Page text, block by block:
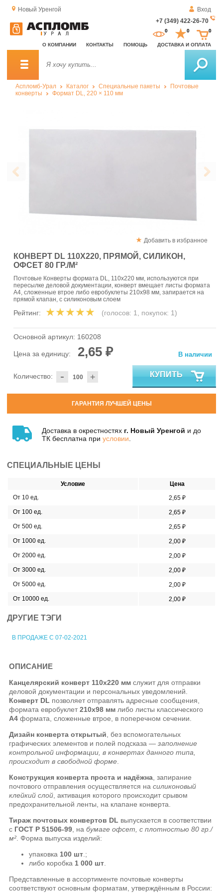
Новый Уренгой
Вход
+7 (349) 422-26-70
О КОМПАНИИ КОНТАКТЫ ПОМОЩЬ ДОСТАВКА И ОПЛАТА
0 0 0
Аспломб-Урал Каталог Специальные пакеты
Почтовые
конверты
Формат DL, 220 × 110 мм
Добавить в избранное
КОНВЕРТ DL 110X220, ПРЯМОЙ, СИЛИКОН,
ОФСЕТ 80 ГР./М²
Почтовые Конверты формата DL, 110x220 мм, используются при
пересылке деловой документации, конверт вмещает листы формата
А4, сложенные втрое либо евробуклеты 210х98 мм, запирается на
прямой клапан, с силиконовым слоем
Рейтинг: (голосов: 1, покупок: 1)
Основной артикул: 160208
Цена за единицу: 2,65 ₽
- +
Количество:
В наличии
КУПИТЬ
ГАРАНТИЯ ЛУЧШЕЙ ЦЕНЫ
Доставка в окрестностях г. Новый Уренгой и до
ТК бесплатна при условии
СПЕЦИАЛЬНЫЕ ЦЕНЫ
Условие
Цена
От 10 ед.
2,65 ₽
От 100 ед.
2,65 ₽
От 500 ед.
2,65 ₽
От 1000 ед.
2,00 ₽
От 2000 ед.
2,00 ₽
От 3000 ед.
2,00 ₽
От 5000 ед.
2,00 ₽
От 10000 ед.
2,00 ₽
ДРУГИЕ ТЭГИ
В ПРОДАЖЕ С 07-02-2021
ОПИСАНИЕ
Канцелярский конверт 110х220 мм служит для отправки
деловой документации и персональных уведомлений.
Конверт DL позволяет отправлять адресные сообщения,
формата евробуклет210х98 мм либо листы классического
А4 формата, сложенные втрое, в поперечном сечении.
Дизайн конверта открытый, без вспомогательных
графических элементов и полей подсказа —заполнение
контрольной информации, в конвертах данного типа,
происходит в свободной форме.
Конструкция конверта проста и надёжна, запирание
почтового отправления осуществляется насиликоновый
клейкий слой, активация которого происходит срывом
предохранительной ленты, на клапане конверта.
Тираж почтовых конвертов DL выпускается в соответствии
с ГОСТ Р 51506-99, набумаге офсет, с плотностью 80 гр./
м². Форма выпуска изделий:
упаковка 100 шт.;
либо коробка 1 000 шт.
Представленные в ассортименте почтовые конверты
соответствуют основным форматам, утверждённым в России: